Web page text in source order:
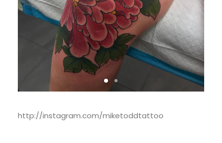
http://instagram.com/miketoddtattoo